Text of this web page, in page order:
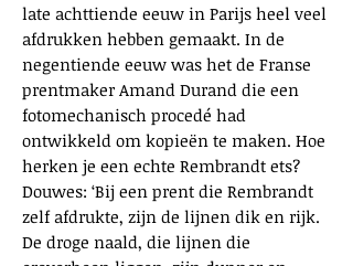
late achttiende eeuw in Parijs heel veel
afdrukken hebben gemaakt. In de
negentiende eeuw was het de Franse
prentmaker Amand Durand die een
fotomechanisch procedé had
ontwikkeld om kopieën te maken. Hoe
herken je een echte Rembrandt ets?
Douwes: ‘Bij een prent die Rembrandt
zelf afdrukte, zijn de lijnen dik en rijk.
De droge naald, die lijnen die